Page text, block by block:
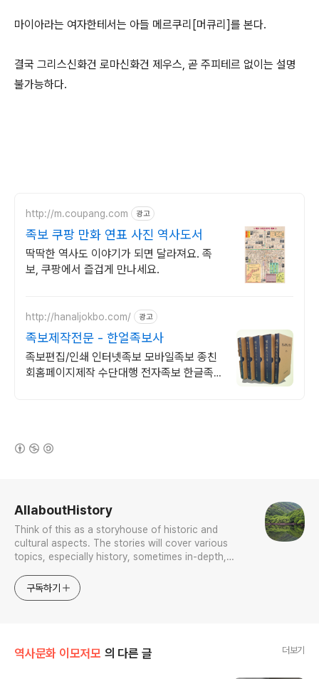
마이아라는 여자한테서는 아들 메르쿠리[머큐리]를 본다.
결국 그리스신화건 로마신화건 제우스, 곧 주피테르 없이는 설명
불가능하다.
http://m.coupang.com 광고
족보 쿠팡 만화 연표 사진 역사도서
딱딱한 역사도 이야기가 되면 달라져요. 족
보, 쿠팡에서 즐겁게 만나세요.
http://hanaljokbo.com/ 광고
족보제작전문 - 한얼족보사
족보편집/인쇄 인터넷족보 모바일족보 종친
회홈페이지제작 수단대행 전자족보 한글족
AllaboutHistory
Think of this as a storyhouse of historic and
cultural aspects. The stories will cover various
topics, especially history, sometimes in-depth,
approach will be to resist any common sense or
generalized viewpoint
구독하기
역사문화 이모저모 의 다른 글 더보기